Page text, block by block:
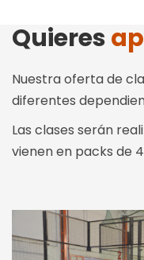
Quieres
Nuestra oferta de
diferentes
Las clases serán
vienen en packs de